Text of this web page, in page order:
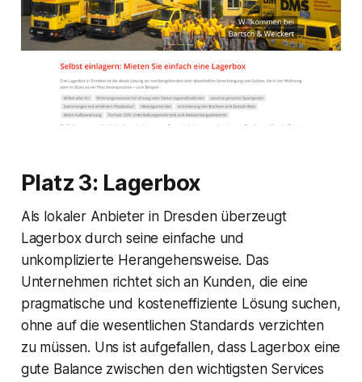
Platz 3: Lagerbox
Als lokaler Anbieter in Dresden überzeugt
Lagerbox durch seine einfache und
unkomplizierte Herangehensweise. Das
Unternehmen richtet sich an Kunden, die eine
pragmatische und kosteneffiziente Lösung suchen,
ohne auf die wesentlichen Standards verzichten
zu müssen. Uns ist aufgefallen, dass Lagerbox eine
gute Balance zwischen den wichtigsten Services